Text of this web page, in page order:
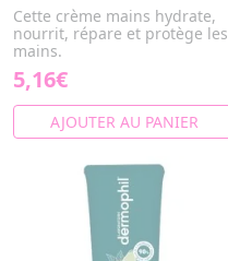
Cette crème mains hydrate,
nourrit, répare et protège les
mains.
5,16€
AJOUTER AU PANIER